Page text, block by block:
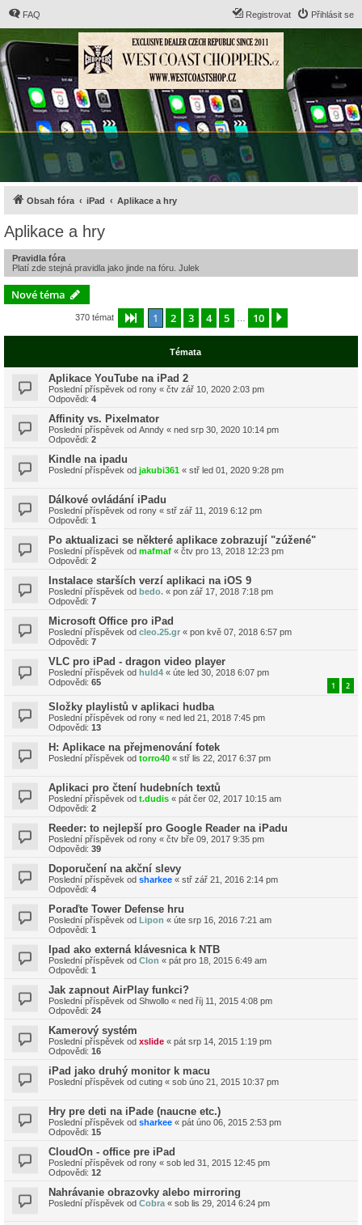
FAQ Přihlásit se
Registrovat
Obsah fóra iPad Aplikace a hry
Aplikace a hry
Pravidla fóra
Platí zde stejná pravidla jako jinde na fóru. Julek
Nové téma
370 témat Stránka z 10
1 2 3 4 5 10
Témata
Aplikace YouTube na iPad 2
Poslední příspěvek od rony « čtv zář 10, 2020 2:03 pm
Odpovědi: 4
Affinity vs. Pixelmator
Poslední příspěvek od Anndy « ned srp 30, 2020 10:14 pm
Odpovědi: 2
Kindle na ipadu
Poslední příspěvek od jakubi361 « stř led 01, 2020 9:28 pm
Dálkové ovládání iPadu
Poslední příspěvek od rony « stř zář 11, 2019 6:12 pm
Odpovědi: 1
Po aktualizaci se některé aplikace zobrazují "zúžené"
Poslední příspěvek od mafmaf « čtv pro 13, 2018 12:23 pm
Odpovědi: 2
Instalace starších verzí aplikaci na iOS 9
Poslední příspěvek od bedo. « pon zář 17, 2018 7:18 pm
Odpovědi: 7
Microsoft Office pro iPad
Poslední příspěvek od cleo.25.gr « pon kvě 07, 2018 6:57 pm
Odpovědi: 7
VLC pro iPad - dragon video player
Poslední příspěvek od huld4 « úte led 30, 2018 6:07 pm
Odpovědi: 65 1 2
Složky playlistů v aplikaci hudba
Poslední příspěvek od rony « ned led 21, 2018 7:45 pm
Odpovědi: 13
H: Aplikace na přejmenování fotek
Poslední příspěvek od torro40 « stř lis 22, 2017 6:37 pm
Aplikaci pro čtení hudebních textů
Poslední příspěvek od t.dudis « pát čer 02, 2017 10:15 am
Odpovědi: 2
Reeder: to nejlepší pro Google Reader na iPadu
Poslední příspěvek od rony « čtv bře 09, 2017 9:35 pm
Odpovědi: 39
Doporučení na akční slevy
Poslední příspěvek od sharkee « stř zář 21, 2016 2:14 pm
Odpovědi: 4
Poraďte Tower Defense hru
Poslední příspěvek od Lipon « úte srp 16, 2016 7:21 am
Odpovědi: 1
Ipad ako externá klávesnica k NTB
Poslední příspěvek od Clon « pát pro 18, 2015 6:49 am
Odpovědi: 1
Jak zapnout AirPlay funkci?
Poslední příspěvek od Shwollo « ned říj 11, 2015 4:08 pm
Odpovědi: 24
Kamerový systém
Poslední příspěvek od xslide « pát srp 14, 2015 1:19 pm
Odpovědi: 16
iPad jako druhý monitor k macu
Poslední příspěvek od cuting « sob úno 21, 2015 10:37 pm
Hry pre deti na iPade (naucne etc.)
Poslední příspěvek od sharkee « pát úno 06, 2015 2:53 pm
Odpovědi: 15
CloudOn - office pre iPad
Poslední příspěvek od rony « sob led 31, 2015 12:45 pm
Odpovědi: 12
Nahrávanie obrazovky alebo mirroring
Poslední příspěvek od Cobra « sob lis 29, 2014 6:24 pm